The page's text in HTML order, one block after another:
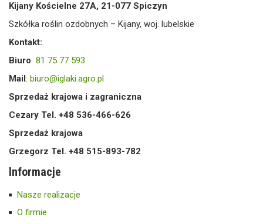
Kijany Kościelne 27A, 21-077 Spiczyn
Szkółka roślin ozdobnych – Kijany, woj. lubelskie
Kontakt:
Biuro 81 75 77 593
Mail: biuro@iglaki.agro.pl
Sprzedaż krajowa i zagraniczna
Cezary Tel. +48 536-466-626
Sprzedaż krajowa
Grzegorz Tel. +48 515-893-782
Informacje
Nasze realizacje
O firmie